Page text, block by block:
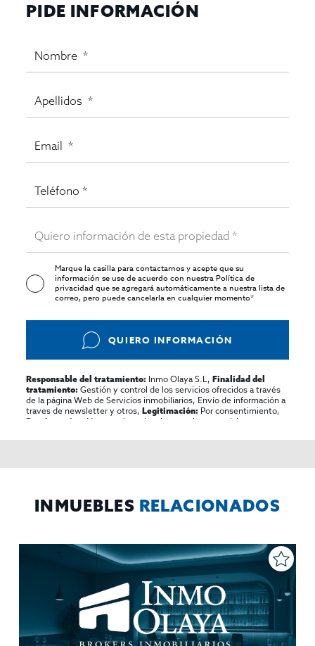
PIDE INFORMACIÓN
Marque la casilla para contactarnos y acepte que su
información se use de acuerdo con nuestraPolítica de
privacidadque se agregará automáticamente a nuestra lista de
correo, pero puede cancelarla en cualquier momento*
QUIERO INFORMACIÓN
Responsable del tratamiento: Inmo Olaya S.L,Finalidad del
tratamiento: Gestión y control de los servicios ofrecidos a través
de la página Web de Servicios inmobiliarios, Envío de información a
traves de newsletter y otros,Legitimación: Por consentimiento,
Destinatarios:
No se cederan los datos, salvo para elaborar
rectificar y suprimir los datos, solicitar la portabilidad de los
INMUEBLES RELACIONADOS